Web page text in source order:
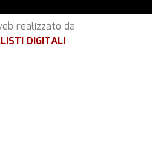
realizzato da
DIGITALI